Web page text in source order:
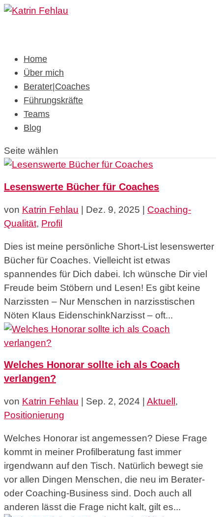
Home
Über mich
Berater|Coaches
Führungskräfte
Teams
Blog
Seite wählen
Lesenswerte Bücher für Coaches
von Katrin Fehlau | Dez. 9, 2025 | Coaching-
Qualität, Profil
Dies ist meine persönliche Short-List lesenswerter
Bücher für Coaches. Vielleicht ist etwas
spannendes für Dich dabei. Ich wünsche Dir viel
Freude beim Stöbern und Lesen! Es gibt keine
Narzissten – Nur Menschen in narzisstischen
Nöten Klaus EidenschinkNarzisst – oft...
Welches Honorar sollte ich als Coach
verlangen?
von Katrin Fehlau Sep. 2, 2024 Aktuell ,
Positionierung
Welches Honorar ist angemessen? Diese Frage
kommt in meiner Profilberatung fast immer
irgendwann auf den Tisch. Natürlich bewegt sie
vor allen Dingen Menschen, die neu im Berater-
oder Coaching-Business sind. Doch auch all
anderen lässt die Frage nicht kalt, gilt es...